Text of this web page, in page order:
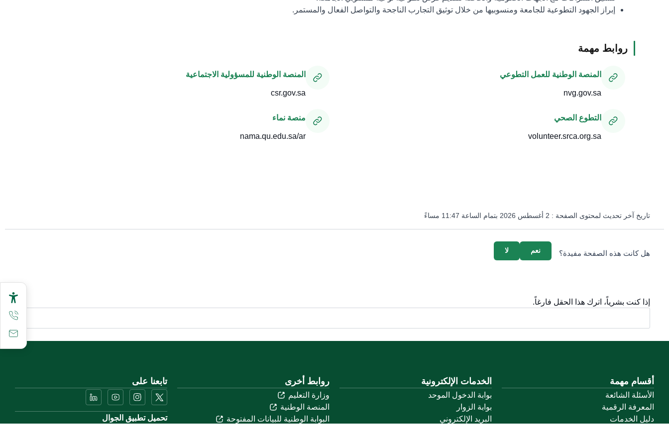
إبراز الجهود التطوعية للجامعة ومنسوبيها من خلال توثيق التجارب الناجحة والتواصل الفعال والمستمر.
روابط مهمة
المنصة الوطنية للعمل التطوعي
nvg.gov.sa
المنصة الوطنية للمسؤولية الاجتماعية
csr.gov.sa
التطوع الصحي
volunteer.srca.org.sa
منصة نماء
nama.qu.edu.sa/ar
تاريخ آخر تحديث لمحتوى الصفحة : 2 أغسطس 2026 بتمام الساعة 11:47 مساءً
هل كانت هذه الصفحة مفيدة؟ لا نعم
إذا كنت بشرياً، اترك هذا الحقل فارغاً.
أقسام مهمة
الأسئلة الشائعة
المعرفة الرقمية
دليل الخدمات
الخدمات الإلكترونية
بوابة الدخول الموحد
بوابة الزوار
البريد الإلكتروني
روابط أخرى
وزارة التعليم
المنصة الوطنية
البوابة الوطنية للبيانات المفتوحة
تابعنا على
تحميل تطبيق الجوال